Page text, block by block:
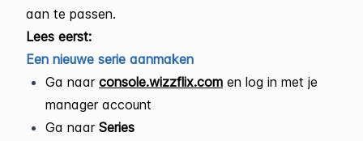
aan te passen.
Lees eerst:
Een nieuwe serie aanmaken
Ga naar console.wizzflix.com en log in met je
manager account
Ga naar Series